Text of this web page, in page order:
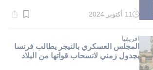
وقت
دقيقة.
11 أكتوبر 2024
افريقيا
المجلس العسكري بالنيجر يطالب فرنسا
بجدول زمني لانسحاب قواتها من البلاد